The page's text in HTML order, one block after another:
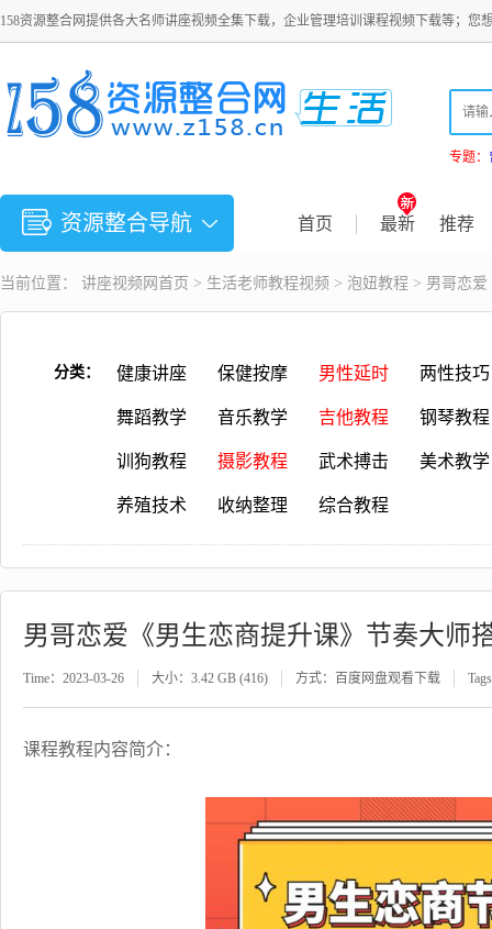
158资源整合网提供各大名师讲座视频全集下载，企业管理培训课程视频下载等；您
专题：
资源整合导航 首页 最新 推荐
当前位置： 讲座视频 网首页 > 生活老师教程视频 > 泡妞教程 > 男哥恋
分类： 健康讲座 保健按摩 男性延时 两性技巧
舞蹈教学 音乐教学 吉他教程 钢琴教程
训狗教程 摄影教程 武术搏击 美术教学
养殖技术 收纳整理 综合教程
男哥恋爱《男生恋商提升课》节奏大师
Time：2023-03-26 大小：3.42 GB (416) 方式：百度网盘观看下载
课程教程内容简介：